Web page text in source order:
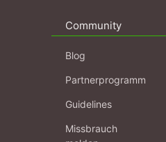
Community
Blog
Partnerprogramm
Guidelines
Missbrauch